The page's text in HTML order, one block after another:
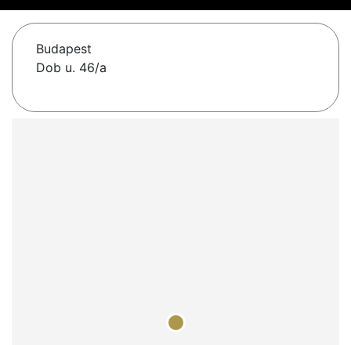
Budapest
Dob u. 46/a